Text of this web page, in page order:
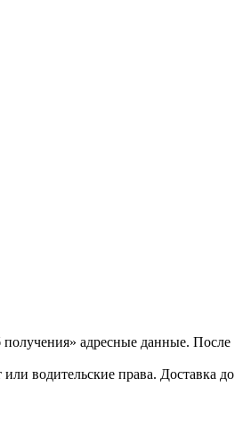
получения» адресные данные. После
водительские права. Доставка до